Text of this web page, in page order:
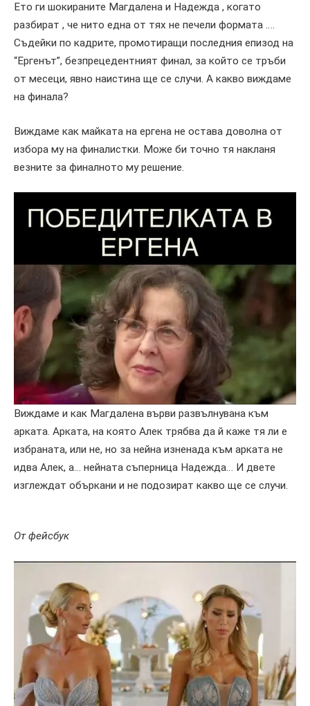
Ето ги шокираните Магдалена и Надежда , когато
разбират , че нито една от тях не печели формата ….
Съдейки по кадрите, промотиращи последния епизод на
“Ергенът”, безпрецедентният финал, за който се тръби
от месеци, явно наистина ще се случи. А какво виждаме
на финала?
Виждаме как майката на ергена не остава доволна от
избора му на финалистки. Може би точно тя накланя
везните за финалното му решение.
Виждаме и как Магдалена върви развълнувана към
арката. Арката, на която Алек трябва да й каже тя ли е
избраната, или не, но за нейна изненада към арката не
идва Алек, а… нейната съперница Надежда… И двете
изглеждат объркани и не подозират какво ще се случи.
От фейсбук